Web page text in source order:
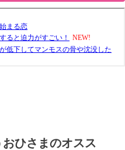
ひさまのオスス